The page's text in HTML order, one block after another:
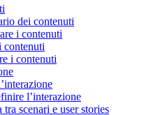
dei contenuti
i contenuti
contenuti
i contenuti
l’interazione
scenari e user stories